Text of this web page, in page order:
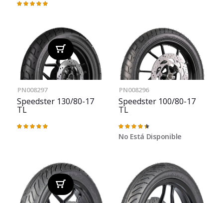
Valoración:
PN008297
Speedster 130/80-17
TL
Valoración:
PN008296
Speedster 100/80-17
TL
Valoración:
91%
No Está Disponible